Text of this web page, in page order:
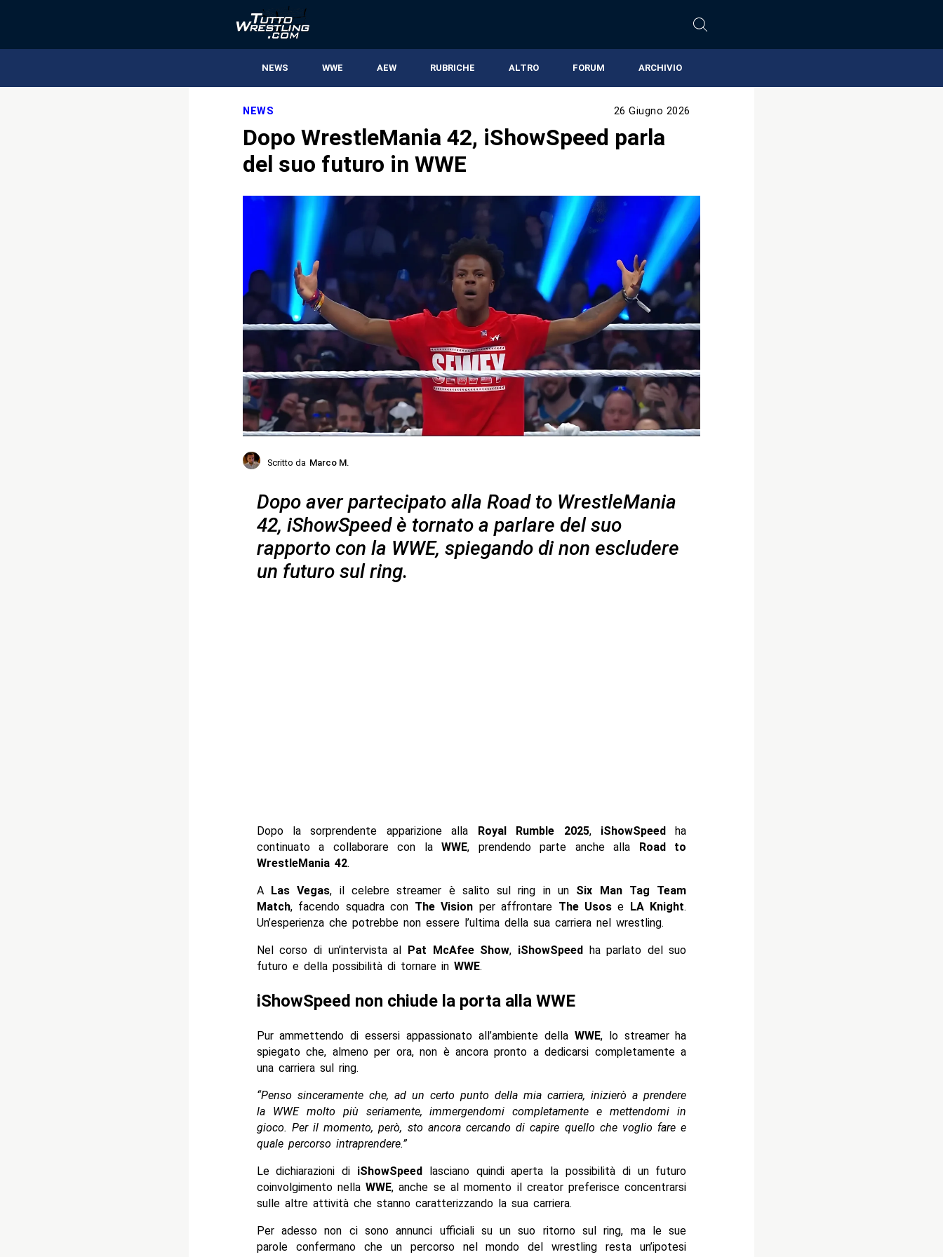
NEWS WWE AEW RUBRICHE ALTRO FORUM ARCHIVIO
NEWS 26 Giugno 2026
Dopo WrestleMania 42, iShowSpeed parla
del suo futuro in WWE
Scritto da Marco M.
Dopo aver partecipato alla Road to WrestleMania
42, iShowSpeed è tornato a parlare del suo
rapporto con la WWE, spiegando di non escludere
un futuro sul ring.
Dopo la sorprendente apparizione alla Royal Rumble 2025, iShowSpeed ha
continuato a collaborare con laWWE, prendendo parte anche alla Road to
WrestleMania 42.
A Las Vegas, il celebre streamer è salito sul ring in un Six Man Tag Team
Match, facendo squadra con The Vision per affrontare The Usos e LA Knight.
Un’esperienza che potrebbe non essere l’ultima della sua carriera nel wrestling.
Nel corso di un’intervista al Pat McAfee Show, iShowSpeedha parlato del suo
futuro e della possibilità di tornare in WWE.
iShowSpeed non chiude la porta alla WWE
Pur ammettendo di essersi appassionato all’ambiente della WWE, lo streamer ha
spiegato che, almeno per ora, non è ancora pronto a dedicarsi completamente a
una carriera sul ring.
“Penso sinceramente che, ad un certo punto della mia carriera, inizierò a prendere
la WWE molto più seriamente, immergendomi completamente e mettendomi in
gioco. Per il momento, però, sto ancora cercando di capire quello che voglio fare e
quale percorso intraprendere.”
Le dichiarazioni di iShowSpeedlasciano quindi aperta la possibilità di un futuro
coinvolgimento nellaWWE, anche se al momento il creator preferisce concentrarsi
sulle altre attività che stanno caratterizzando la sua carriera.
Per adesso non ci sono annunci ufficiali su un suo ritorno sul ring, ma le sue
parole confermano che un percorso nel mondo del wrestling resta un’ipotesi